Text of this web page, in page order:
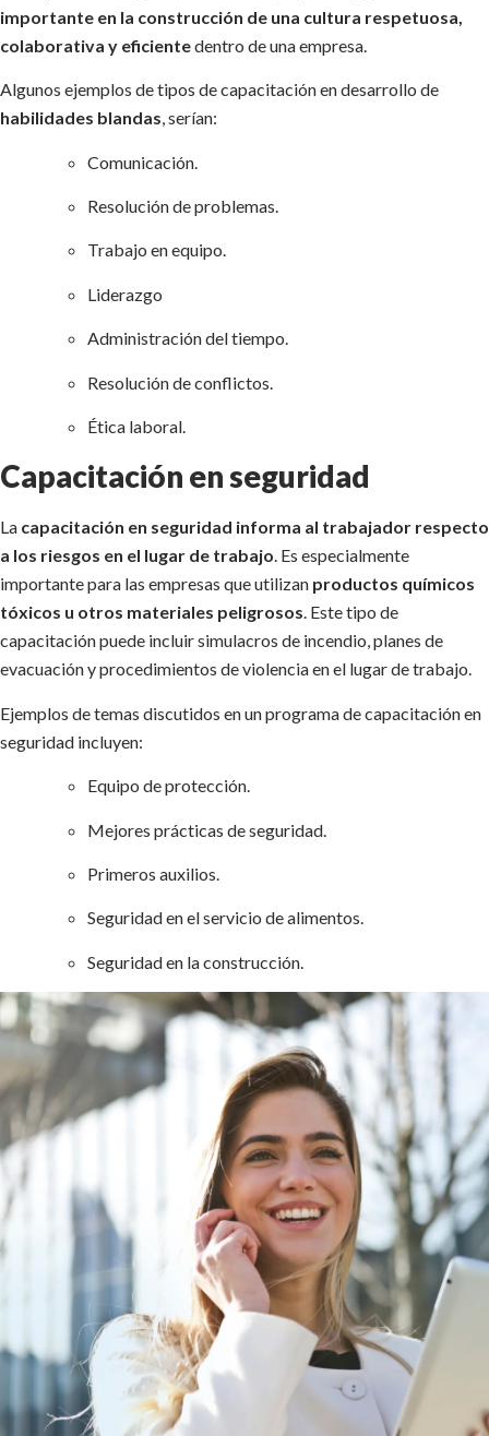
importante en la construcción de una cultura respetuosa,
colaborativa y eficientedentro de una empresa.
Algunos ejemplos de tipos de capacitación en desarrollo de
habilidades blandas, serían:
Comunicación.
Resolución de problemas.
Trabajo en equipo.
Liderazgo
Administración del tiempo.
Resolución de conflictos.
Ética laboral.
Capacitación en seguridad
La capacitación en seguridad informa al trabajador respecto
a los riesgos en el lugar de trabajo. Es especialmente
importante para las empresas que utilizan productos químicos
tóxicos u otros materiales peligrosos. Este tipo de
capacitación puede incluir simulacros de incendio, planes de
evacuación y procedimientos de violencia en el lugar de trabajo.
Ejemplos de temas discutidos en un programa de capacitación en
seguridad incluyen:
Equipo de protección.
Mejores prácticas de seguridad.
Primeros auxilios.
Seguridad en el servicio de alimentos.
Seguridad en la construcción.